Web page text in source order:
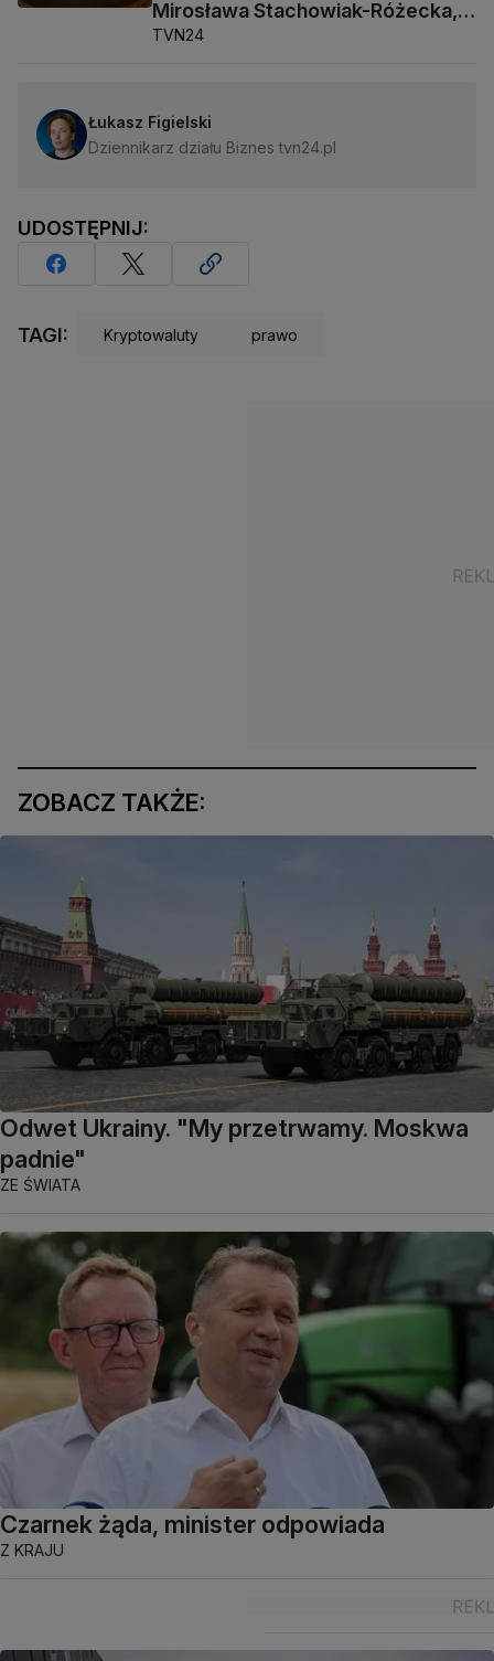
Mirosława Stachowiak-Różecka,
Barbara Socha
TVN24
Łukasz Figielski
Dziennikarz działu Biznes tvn24.pl
UDOSTĘPNIJ:
TAGI: Kryptowaluty prawo
ZOBACZ TAKŻE:
Odwet Ukrainy. "My przetrwamy. Moskwa
padnie"
ZE ŚWIATA
Czarnek żąda, minister odpowiada
Z KRAJU